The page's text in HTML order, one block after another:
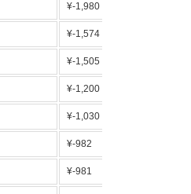
¥-1,980
¥-1,574
¥-1,505
¥-1,200
¥-1,030
¥-982
¥-981